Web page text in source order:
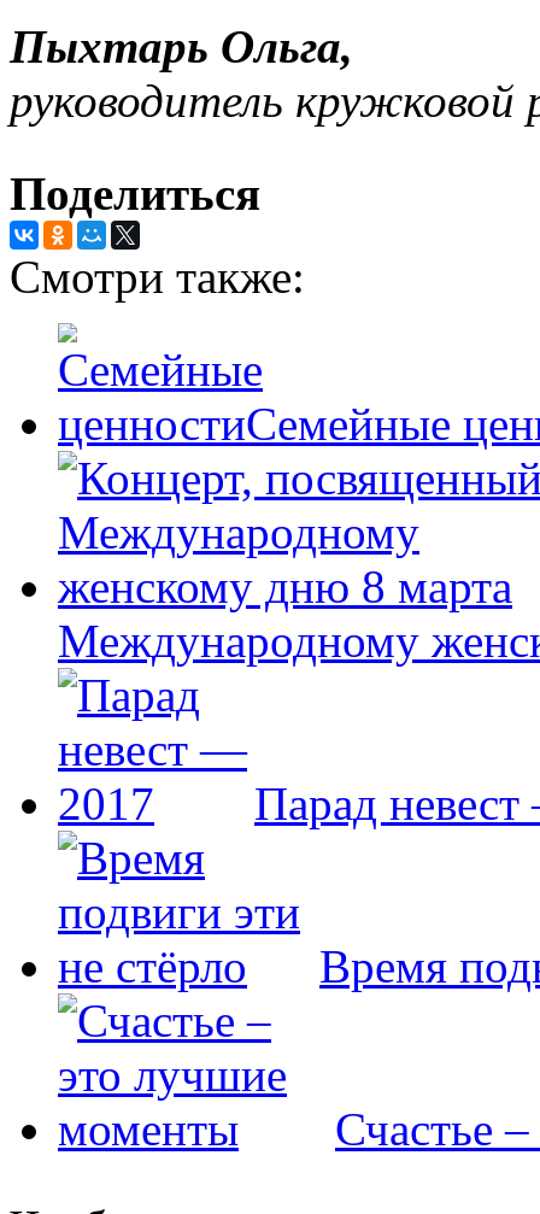
Пыхтарь Ольга,
руководитель
Поделиться
Смотри также:
Семейные
Международному
Парад
Время
Счастье